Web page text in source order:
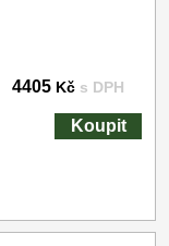
4405 Kč s DPH
Koupit